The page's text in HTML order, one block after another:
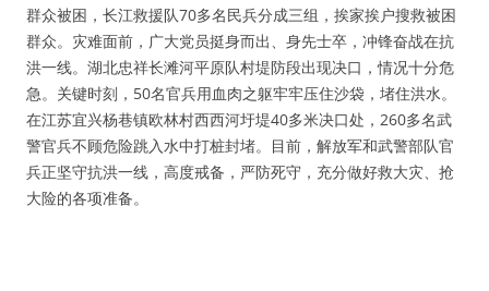
群众被困，长江救援队70多名民兵分成三组，挨家挨户搜救被困
群众。灾难面前，广大党员挺身而出、身先士卒，冲锋奋战在抗
洪一线。湖北忠祥长滩河平原队村堤防段出现决口，情况十分危
急。关键时刻，50名官兵用血肉之躯牢牢压住沙袋，堵住洪水。
在江苏宜兴杨巷镇欧林村西西河圩堤40多米决口处，260多名武
警官兵不顾危险跳入水中打桩封堵。目前，解放军和武警部队官
兵正坚守抗洪一线，高度戒备，严防死守，充分做好救大灾、抢
大险的各项准备。